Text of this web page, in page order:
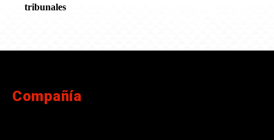
tribunales
Compañía